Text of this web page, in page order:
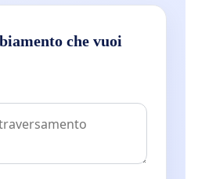
che vuoi